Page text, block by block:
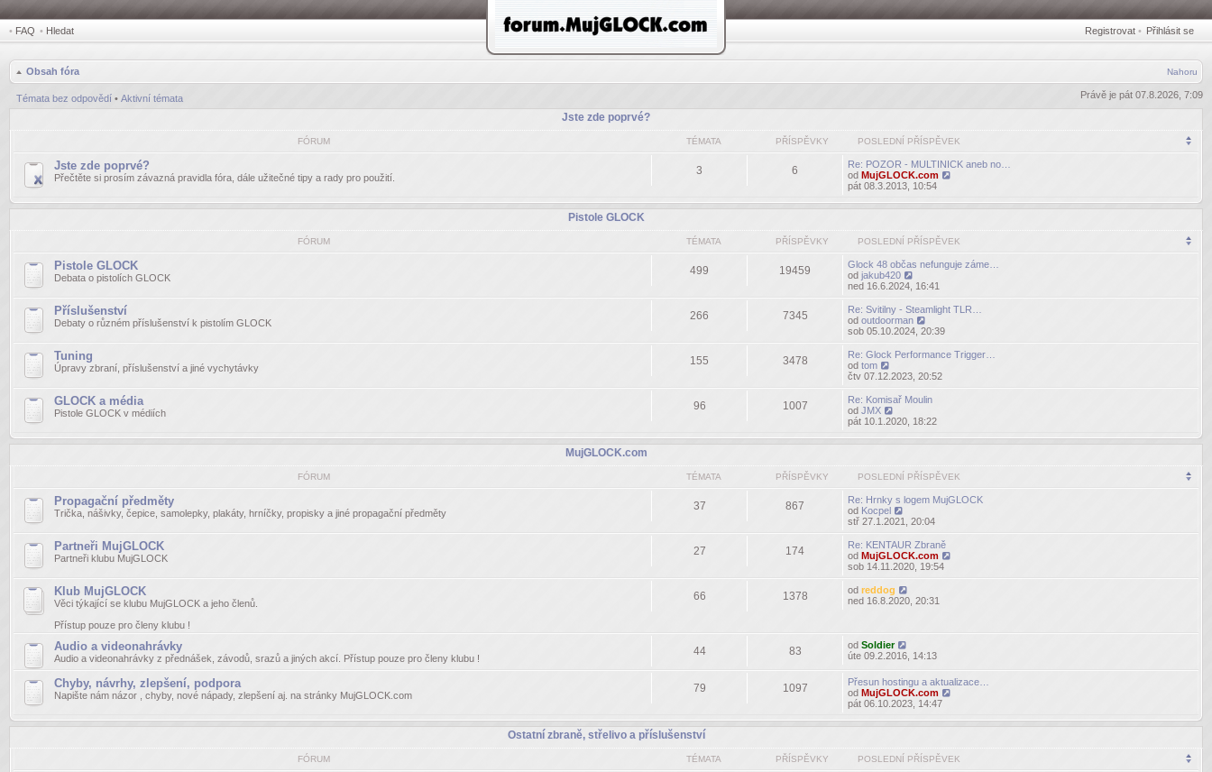
• FAQ • Hledat Registrovat • Přihlásit se
Obsah fóra Nahoru
Právě je pát 07.8.2026, 7:09
Témata bez odpovědí • Aktivní témata
Jste zde poprvé?
FÓRUM TÉMATA PŘÍSPĚVKY POSLEDNÍ PŘÍSPĚVEK
Jste zde poprvé?
Přečtěte si prosím závazná pravidla fóra, dále užitečné tipy a rady pro použití.
3 6
Re: POZOR - MULTINICK aneb no…
odMujGLOCK.com
Zobrazit
příspěvek
pát 08.3.2013, 10:54
Pistole GLOCK
FÓRUM TÉMATA PŘÍSPĚVKY POSLEDNÍ PŘÍSPĚVEK
Pistole GLOCK
Debata o pistolích GLOCK
499 19459
Glock 48 občas nefunguje záme…
odjakub420
Zobrazit
poslední
příspěvek
ned 16.6.2024, 16:41
Příslušenství
Debaty o různém příslušenství k pistolím GLOCK
266 7345
Re: Svitilny - Steamlight TLR…
odoutdoorman
Zobrazit
poslední
příspěvek
sob 05.10.2024, 20:39
Tuning
Úpravy zbraní, příslušenství a jiné vychytávky
155 3478
Re: Glock Performance Trigger…
odtom
Zobrazit
poslední
příspěvek
čtv 07.12.2023, 20:52
GLOCK a média
Pistole GLOCK v médiích
96 1007
Re: Komisař Moulin
odJMX
Zobrazit
příspěvek
pát 10.1.2020, 18:22
MujGLOCK.com
FÓRUM TÉMATA PŘÍSPĚVKY POSLEDNÍ PŘÍSPĚVEK
Propagační předměty
Trička, nášivky, čepice, samolepky, plakáty, hrníčky, propisky a jiné propagační předměty
37 867
Re: Hrnky s logem MujGLOCK
od Kocpel
Zobrazit
poslední
příspěvek
stř 27.1.2021, 20:04
Partneři MujGLOCK
Partneři klubu MujGLOCK
27 174
Re: KENTAUR Zbraně
odMujGLOCK.com
Zobrazit
poslední
příspěvek
sob 14.11.2020, 19:54
Klub MujGLOCK
Věci týkající se klubu MujGLOCK a jeho členů.
Přístup pouze pro členy klubu !
66 1378 odreddog
Zobrazit
ned 16.8.2020, 20:31
Audio a videonahrávky
Audio a videonahrávky z přednášek, závodů, srazů a jiných akcí. Přístup pouze pro členy klubu !
44 83 odSoldier
Zobrazit
příspěvek
úte 09.2.2016, 14:13
Chyby, návrhy, zlepšení, podpora
Napište nám názor , chyby, nové nápady, zlepšení aj. na stránky MujGLOCK.com
79 1097
Přesun hostingu a aktualizace…
odMujGLOCK.com
Zobrazit
příspěvek
pát 06.10.2023, 14:47
Ostatní zbraně, střelivo a příslušenství
FÓRUM TÉMATA PŘÍSPĚVKY POSLEDNÍ PŘÍSPĚVEK